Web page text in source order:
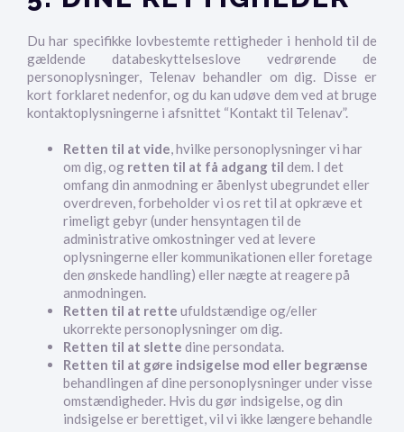
Du har specifikke lovbestemte rettigheder i henhold til de
gældende databeskyttelseslove vedrørende de
personoplysninger, Telenav behandler om dig. Disse er
kort forklaret nedenfor, og du kan udøve dem ved at bruge
kontaktoplysningerne i afsnittet “Kontakt til Telenav”.
Retten til at vide, hvilke personoplysninger vi har
om dig, og retten til at få adgang til dem. I det
omfang din anmodning er åbenlyst ubegrundet eller
overdreven, forbeholder vi os ret til at opkræve et
rimeligt gebyr (under hensyntagen til de
administrative omkostninger ved at levere
oplysningerne eller kommunikationen eller foretage
den ønskede handling) eller nægte at reagere på
anmodningen.
Retten til at rette ufuldstændige og/eller
ukorrekte personoplysninger om dig.
Retten til at slette dine persondata.
Retten til at gøre indsigelse mod eller begrænse
behandlingen af dine personoplysninger under visse
omstændigheder. Hvis du gør indsigelse, og din
indsigelse er berettiget, vil vi ikke længere behandle